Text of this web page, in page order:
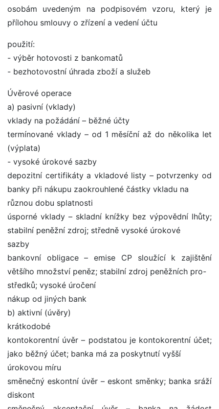
osobám uvedeným na podpisovém vzoru, který je
přílohou smlouvy o zřízení a vedení účtu
použití:
- výběr hotovosti z bankomatů
- bezhotovostní úhrada zboží a služeb
Úvěrové operace
a) pasivní (vklady)
vklady na požádání – běžné účty
termínované vklady – od 1 měsíční až do několika let
(výplata)
- vysoké úrokové sazby
depozitní certifikáty a vkladové listy – potvrzenky od
banky při nákupu zaokrouhlené částky vkladu na
různou dobu splatnosti
úsporné vklady – skladní knížky bez výpovědní lhůty;
stabilní peněžní zdroj; středně vysoké úrokové
sazby
bankovní obligace – emise CP sloužící k zajištění
většího množství peněz; stabilní zdroj peněžních pro-
středků; vysoké úročení
nákup od jiných bank
b) aktivní (úvěry)
krátkodobé
kontokorentní úvěr – podstatou je kontokorentní účet;
jako běžný účet; banka má za poskytnutí vyšší
úrokovou míru
směnečný eskontní úvěr – eskont směnky; banka sráží
diskont